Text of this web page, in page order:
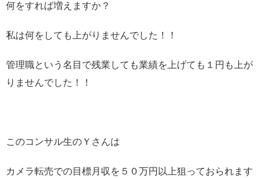
何をすれば増えますか？
私は何をしても上がりませんでした！！
管理職という名目で残業しても業績を上げても１円も上が
りませんでした！！
このコンサル生のＹさんは
カメラ転売での目標月収を５０万円以上狙っておられます